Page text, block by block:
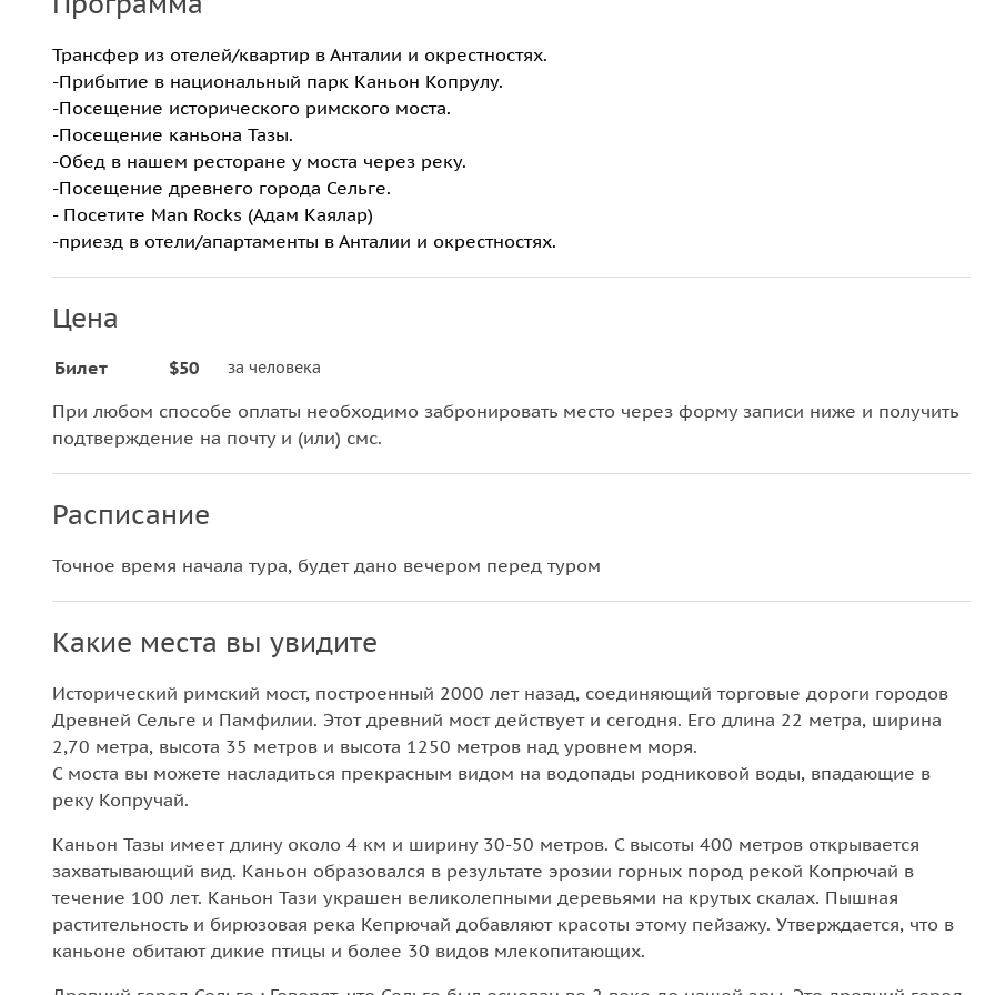
Трансфер из отелей/квартир в Анталии и окрестностях.
-Прибытие в национальный парк Каньон Копрулу.
-Посещение исторического римского моста.
-Посещение каньона Тазы.
-Обед в нашем ресторане у моста через реку.
-Посещение древнего города Сельге.
- Посетите Man Rocks (Адам Каялар)
-приезд в отели/апартаменты в Анталии и окрестностях.
Цена
Билет $50 за человека
При любом способе оплаты необходимо забронировать место через форму записи ниже и получить
подтверждение на почту и (или) смс.
Расписание
Точное время начала тура, будет дано вечером перед туром
Какие места вы увидите
Исторический римский мост, построенный 2000 лет назад, соединяющий торговые дороги городов
Древней Сельге и Памфилии. Этот древний мост действует и сегодня. Его длина 22 метра, ширина
2,70 метра, высота 35 метров и высота 1250 метров над уровнем моря.
С моста вы можете насладиться прекрасным видом на водопады родниковой воды, впадающие в
реку Копручай.
Каньон Тазы имеет длину около 4 км и ширину 30-50 метров. С высоты 400 метров открывается
захватывающий вид. Каньон образовался в результате эрозии горных пород рекой Копрючай в
течение 100 лет. Каньон Тази украшен великолепными деревьями на крутых скалах. Пышная
растительность и бирюзовая река Кепрючай добавляют красоты этому пейзажу. Утверждается, что в
каньоне обитают дикие птицы и более 30 видов млекопитающих.